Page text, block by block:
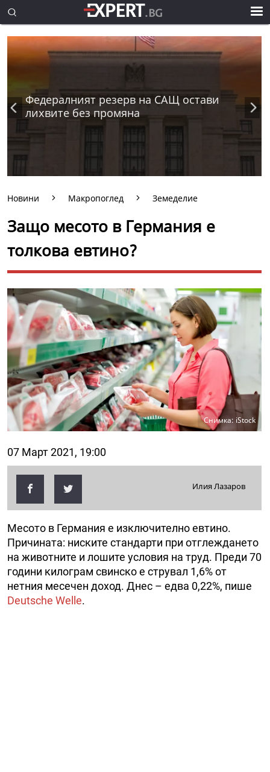
Федералният резерв на САЩ остави
лихвите без промяна
Новини Макропоглед Земеделие
Защо месото в Германия е
толкова евтино?
Снимка: iStock
07 Март 2021, 19:00
Илия Лазаров
Месото в Германия е изключително евтино.
Причината: ниските стандарти при отглеждането
на животните и лошите условия на труд. Преди 70
години килограм свинско е струвал 1,6% от
нетния месечен доход. Днес – едва 0,22%, пише
Deutsche Welle.